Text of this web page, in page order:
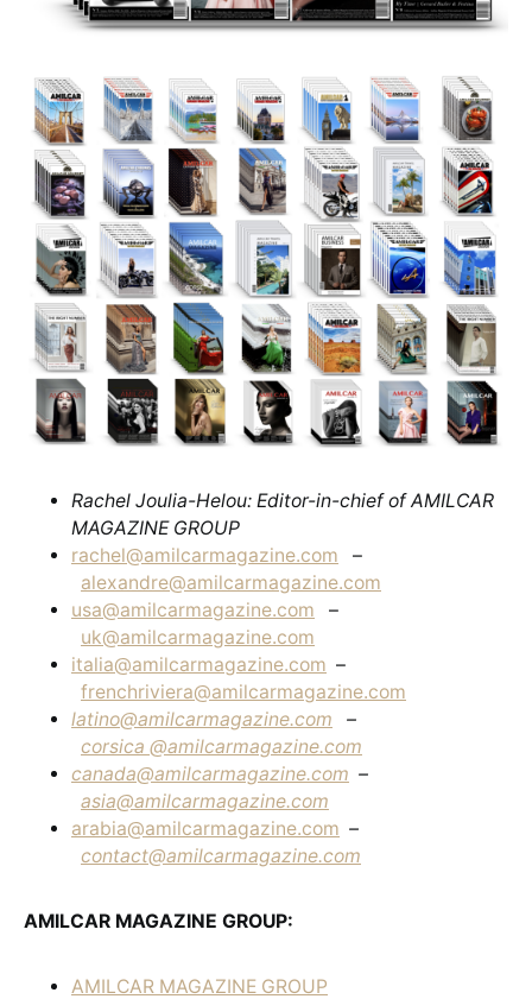
Rachel Joulia-Helou: Editor-in-chief of AMILCAR
MAGAZINE GROUP
rachel@amilcarmagazine.com –
alexandre@amilcarmagazine.com
usa@amilcarmagazine.com –
uk@amilcarmagazine.com
italia@amilcarmagazine.com –
frenchriviera@amilcarmagazine.com
latino@amilcarmagazine.com –
corsica @amilcarmagazine.com
canada@amilcarmagazine.com –
asia@amilcarmagazine.com
arabia@amilcarmagazine.com –
contact@amilcarmagazine.com
AMILCAR MAGAZINE GROUP:
AMILCAR MAGAZINE GROUP